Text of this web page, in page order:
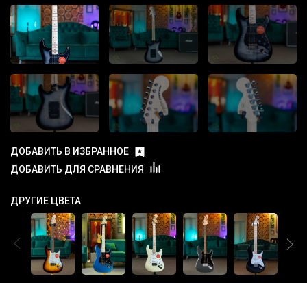
ДОБАВИТЬ В ИЗБРАННОЕ
ДОБАВИТЬ ДЛЯ СРАВНЕНИЯ
ДРУГИЕ ЦВЕТА